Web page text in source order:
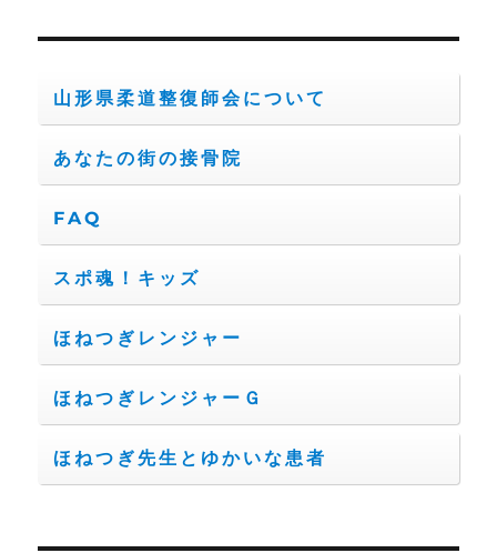
山形県柔道整復師会について
あなたの街の接骨院
FAQ
スポ魂！キッズ
ほねつぎレンジャー
ほねつぎレンジャーＧ
ほねつぎ先生とゆかいな患者